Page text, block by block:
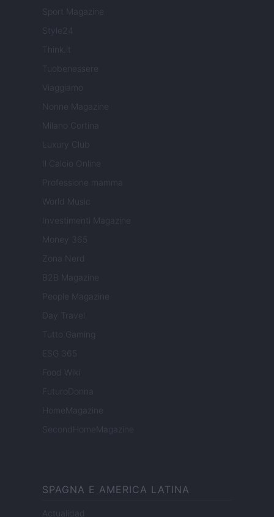
Sport Magazine
Style24
Think.it
Tuobenessere
Viaggiamo
Nonne Magazine
Milano Cortina
Luxury Club
Il Calcio Online
Professione mamma
World Music
Investimenti Magazine
Money 365
Zona Nerd
B2B Magazine
People Magazine
Day Travel
Tutto Gaming
ESG 365
Food Wiki
FuturoDonna
HomeMagazine
SecondHomeMagazine
SPAGNA E AMERICA LATINA
Actualidad